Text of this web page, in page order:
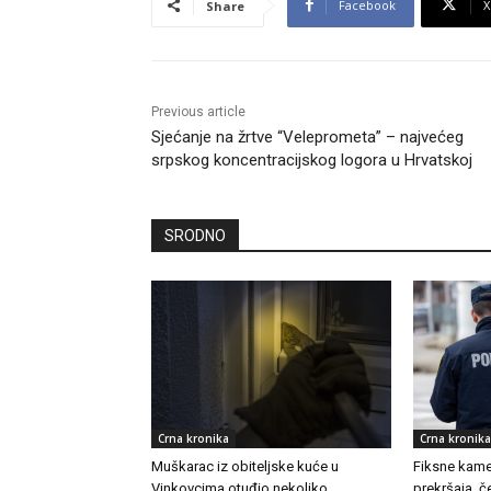
Share Facebook X
Previous article
Sjećanje na žrtve “Veleprometa” – najvećeg
srpskog koncentracijskog logora u Hrvatskoj
SRODNO
Crna kronika
Muškarac iz obiteljske kuće u
Crna kronika
Fiksne